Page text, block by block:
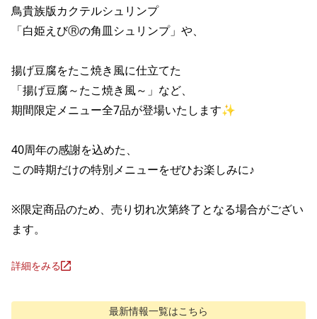
鳥貴族版カクテルシュリンプ
「白姫えびⓇの角皿シュリンプ」や、
揚げ豆腐をたこ焼き風に仕立てた
「揚げ豆腐～たこ焼き風～」など、
期間限定メニュー全7品が登場いたします✨
40周年の感謝を込めた、
この時期だけの特別メニューをぜひお楽しみに♪
※限定商品のため、売り切れ次第終了となる場合がござい
ます。
詳細をみる
最新情報一覧はこちら